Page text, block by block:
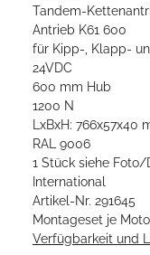
Tandem-
Antrieb K61 600
für Kipp-, Klapp-
24VDC
600 mm Hub
1200 N
LxBxH: 766x57x40
RAL 9006
1 Stück siehe
International
Artikel-Nr. 291645
Montageset je
Verfügbarkeit und